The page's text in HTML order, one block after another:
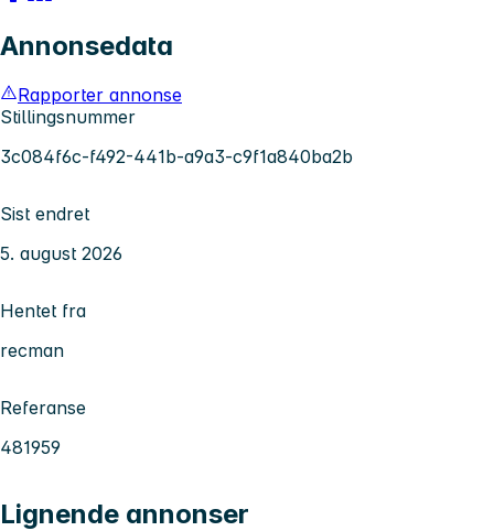
Annonsedata
Rapporter annonse
Stillingsnummer
3c084f6c-f492-441b-a9a3-c9f1a840ba2b
Sist endret
5. august 2026
Hentet fra
recman
Referanse
481959
Lignende annonser